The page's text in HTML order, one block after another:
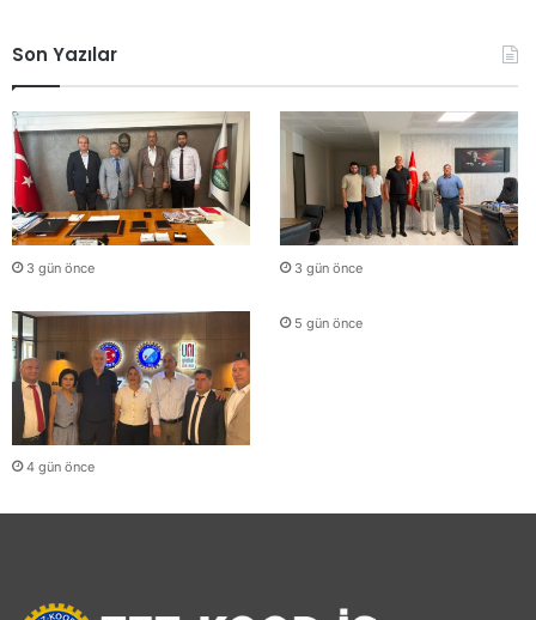
Son Yazılar
3 gün önce 3 gün önce
4 gün önce
5 gün önce